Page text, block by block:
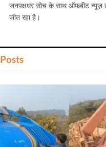
जनपक्षधर सोच के साथ ऑफबीट न्यूज़
जीत रहा है।
Posts